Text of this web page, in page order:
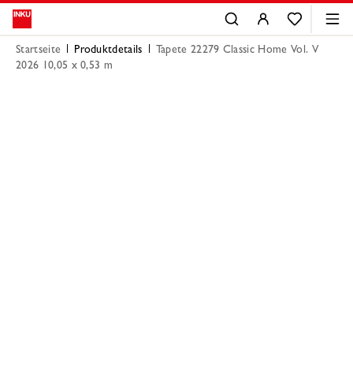
Startseite Produktdetails
Tapete 22279 Classic Home Vol. V
2026 10,05 x 0,53 m